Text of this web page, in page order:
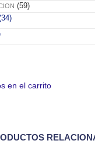
(59)
en el carrito